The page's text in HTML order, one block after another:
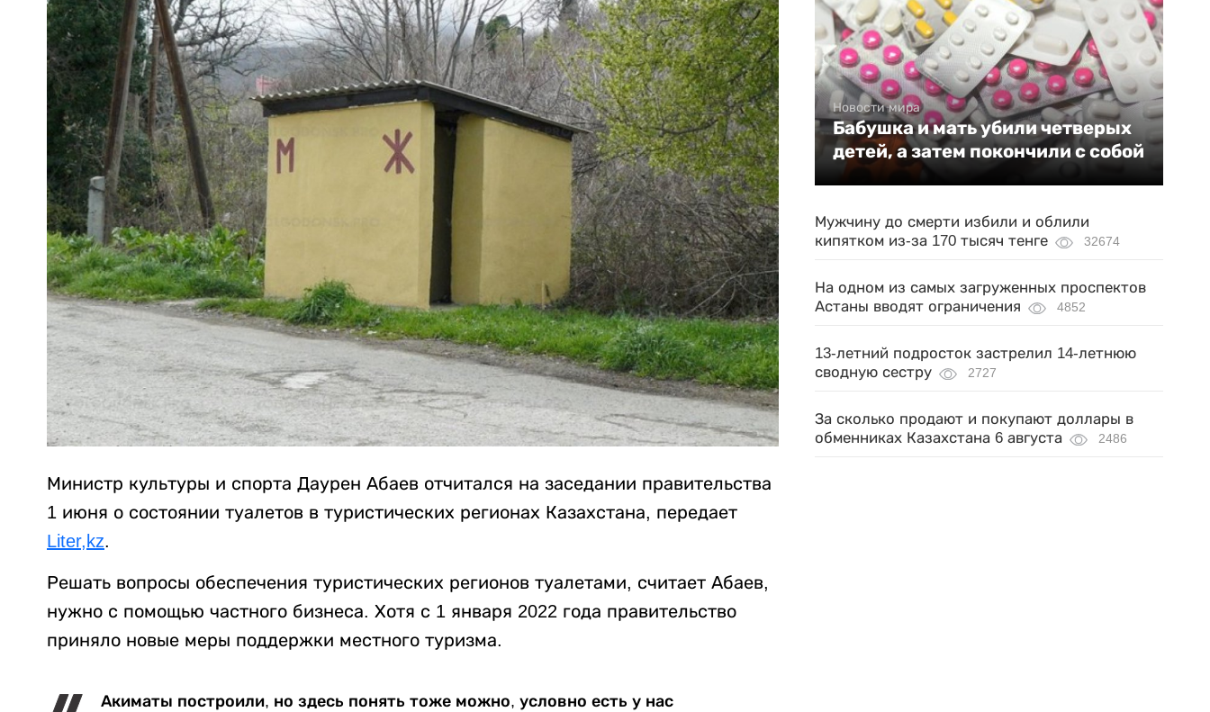
Министр культуры и спорта Даурен Абаев отчитался на заседании правительства
1 июня о состоянии туалетов в туристических регионах Казахстана, передает
Liter,kz.
Решать вопросы обеспечения туристических регионов туалетами, считает Абаев,
нужно с помощью частного бизнеса. Хотя с 1 января 2022 года правительство
приняло новые меры поддержки местного туризма.
Акиматы построили, но здесь понять тоже можно, условно есть у нас
Новости мира
Бабушка и мать убили четверых
детей, а затем покончили с собой
Мужчину до смерти избили и облили
кипятком из-за 170 тысяч тенге
32674
На одном из самых загруженных проспектов
Астаны вводят ограничения
4852
13-летний подросток застрелил 14-летнюю
сводную сестру
2727
За сколько продают и покупают доллары в
обменниках Казахстана 6 августа
2486